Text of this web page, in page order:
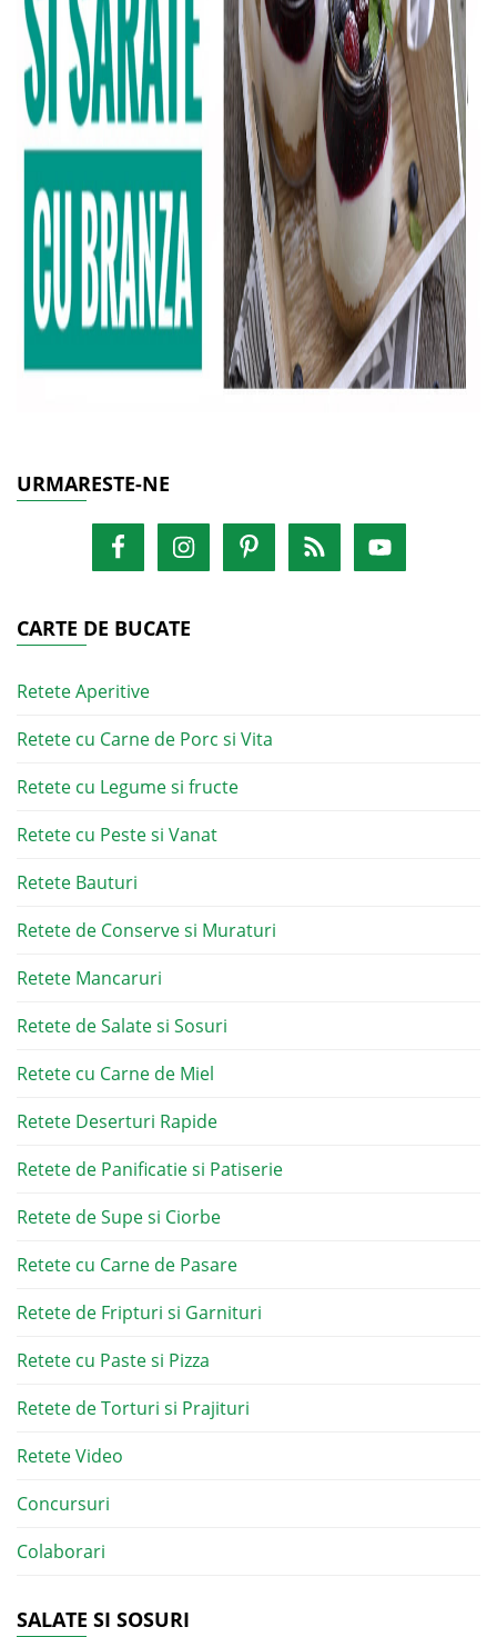
URMARESTE-NE
CARTE DE BUCATE
Retete Aperitive
Retete cu Carne de Porc si Vita
Retete cu Legume si fructe
Retete cu Peste si Vanat
Retete Bauturi
Retete de Conserve si Muraturi
Retete Mancaruri
Retete de Salate si Sosuri
Retete cu Carne de Miel
Retete Deserturi Rapide
Retete de Panificatie si Patiserie
Retete de Supe si Ciorbe
Retete cu Carne de Pasare
Retete de Fripturi si Garnituri
Retete cu Paste si Pizza
Retete de Torturi si Prajituri
Retete Video
Concursuri
Colaborari
SALATE SI SOSURI